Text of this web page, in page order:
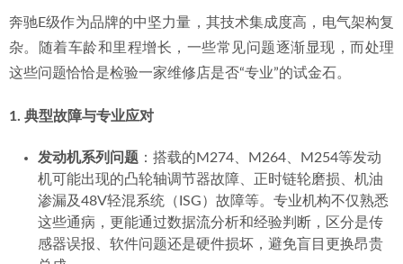
奔驰E级作为品牌的中坚力量，其技术集成度高，电气架构复
杂。随着车龄和里程增长，一些常见问题逐渐显现，而处理
这些问题恰恰是检验一家维修店是否“专业”的试金石。
1. 典型故障与专业应对
发动机系列问题 ：搭载的M274、M264、M254等发动
机可能出现的凸轮轴调节器故障、正时链轮磨损、机油
渗漏及48V轻混系统（ISG）故障等。专业机构不仅熟悉
这些通病，更能通过数据流分析和经验判断，区分是传
感器误报、软件问题还是硬件损坏，避免盲目更换昂贵